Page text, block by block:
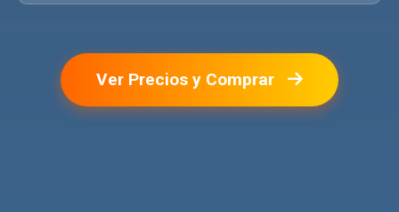
Ver Precios y Comprar